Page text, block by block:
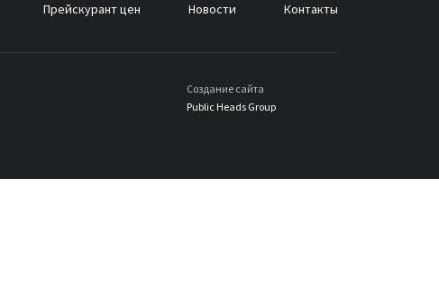
Прейскурант цен Новости Контакты
Создание сайта
Public Heads Group